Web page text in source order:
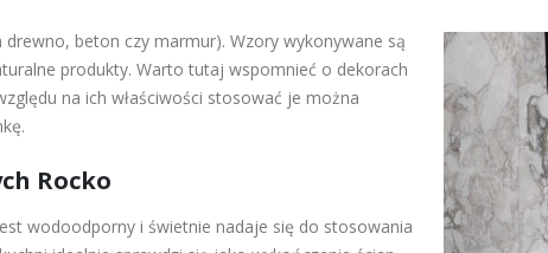
beton czy marmur). Wzory wykonywane są
produkty. Warto tutaj wspomnieć o dekorach
na ich właściwości stosować je można
Rocko
wodoodporny i świetnie nadaje się do stosowania